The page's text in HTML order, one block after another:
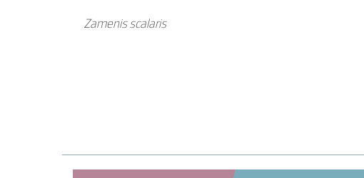
Zamenis scalaris